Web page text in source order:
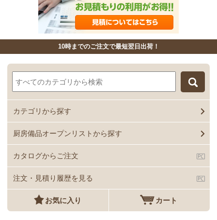
10時までのご注文で最短翌日出荷！
カテゴリから探す
厨房備品オープンリストから探す
カタログからご注文
注文・見積り履歴を見る
お気に入り カート